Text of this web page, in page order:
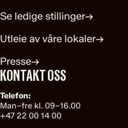
Se ledige stillinger→
Utleie av våre lokaler→
Presse→
KONTAKT OSS
Telefon:
Man–fre kl. 09–16.00
+47 22 00 14 00